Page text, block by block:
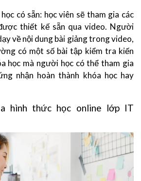
có sẵn: học viên sẽ tham gia các
thiết kế sẵn qua video. Người
về nội dung bài giảng trong video,
có một số bài tập kiểm tra kiến
học mà người học có thể tham gia
nhận hoàn thành khóa học hay
hình thức học online lớp IT